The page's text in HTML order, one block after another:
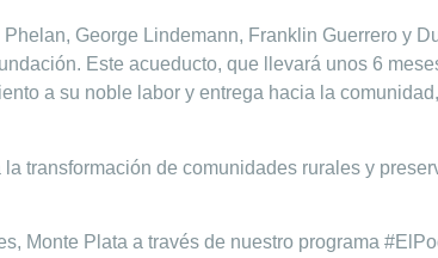
George Lindemann, Franklin Guerrero y
Este acueducto, que llevará unos 6
a su noble labor y entrega hacia la
transformación de comunidades rurales y
Monte Plata a través de nuestro programa